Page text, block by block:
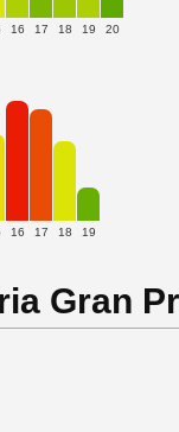
16 17 18 19 20
16 17 18 19
Gran